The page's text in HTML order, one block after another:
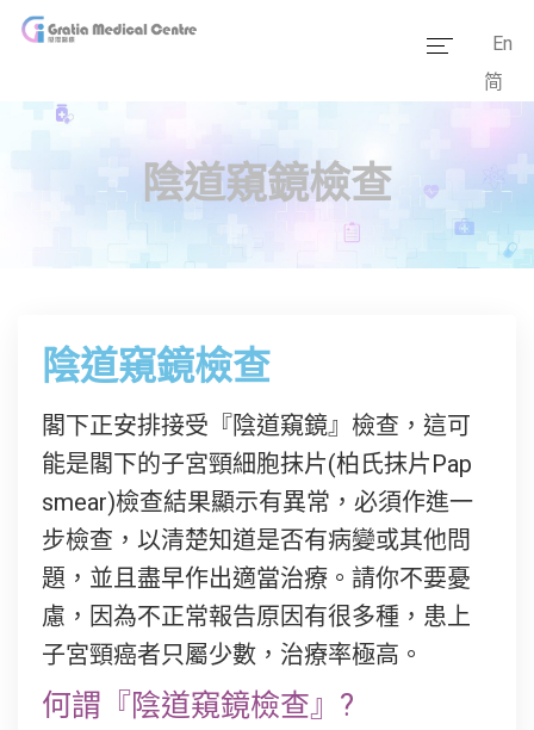
服務範疇
傳媒報道
醫療設備
En
简
陰道窺鏡檢查
陰道窺鏡檢查
閣下正安排接受『陰道窺鏡』檢查，這可
能是閣下的子宮頸細胞抹片(柏氏抹片Pap
smear)檢查結果顯示有異常，必須作進一
步檢查，以清楚知道是否有病變或其他問
題，並且盡早作出適當治療。請你不要憂
慮，因為不正常報告原因有很多種，患上
子宮頸癌者只屬少數，治療率極高。
何謂『陰道窺鏡檢查』?